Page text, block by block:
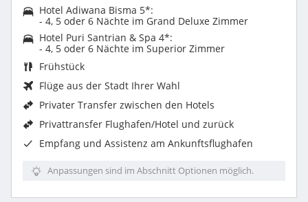
Hotel Adiwana Bisma 5*:
- 4, 5 oder 6 Nächte im Grand Deluxe Zimmer
Hotel Puri Santrian & Spa 4*:
- 4, 5 oder 6 Nächte im Superior Zimmer
Frühstück
Flüge aus der Stadt Ihrer Wahl
Privater Transfer zwischen den Hotels
Privattransfer Flughafen/Hotel und zurück
Empfang und Assistenz am Ankunftsflughafen
Anpassungen sind im Abschnitt Optionen möglich.